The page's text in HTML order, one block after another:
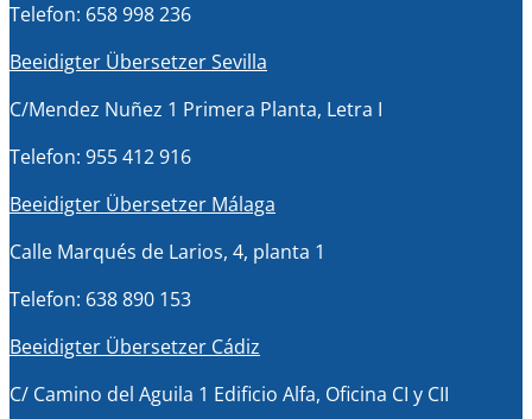
Telefon: 658 998 236
Beeidigter Übersetzer Sevilla
C/Mendez Nuñez 1 Primera Planta, Letra I
Telefon: 955 412 916
Beeidigter Übersetzer Málaga
Calle Marqués de Larios, 4, planta 1
Telefon: 638 890 153
Beeidigter Übersetzer Cádiz
C/ Camino del Aguila 1 Edificio Alfa, Oficina CI y CII